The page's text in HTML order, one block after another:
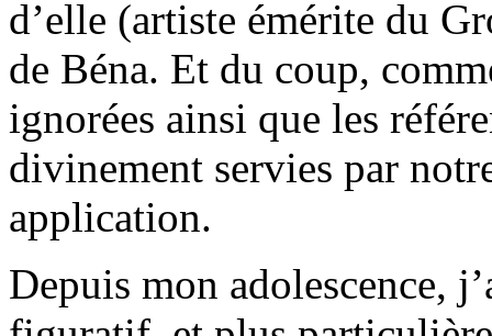
d’elle (artiste émérite du
de Béna. Et du coup,
ignorées ainsi que les
divinement servies par
application.
Depuis mon adolescence,